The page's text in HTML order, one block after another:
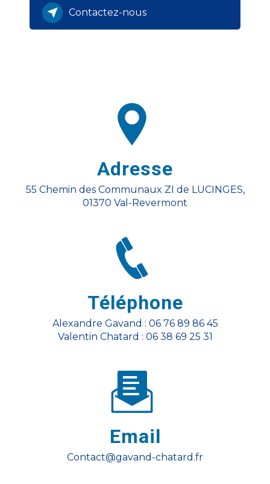
Contactez-nous
Adresse
55 Chemin des Communaux ZI de LUCINGES,
01370 Val-Revermont
Téléphone
Alexandre Gavand : 06 76 89 86 45
Valentin Chatard : 06 38 69 25 31
Email
contact@gavand-chatard.fr